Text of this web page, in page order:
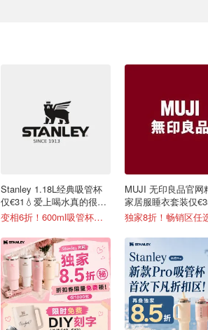
Stanley 1.18L经典吸管杯
仅€31💧爱上喝水真的很简
单
变相6折！600ml吸管杯仅€20
MUJI 无印良品官网
家居服睡衣套装仅
可选
独家8折！畅销区任